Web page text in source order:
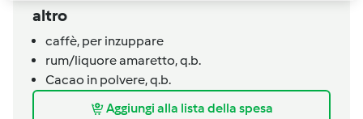
altro
caffè, per inzuppare
rum/liquore amaretto,q.b.
Cacao in polvere,q.b.
Aggiungi alla lista della spesa